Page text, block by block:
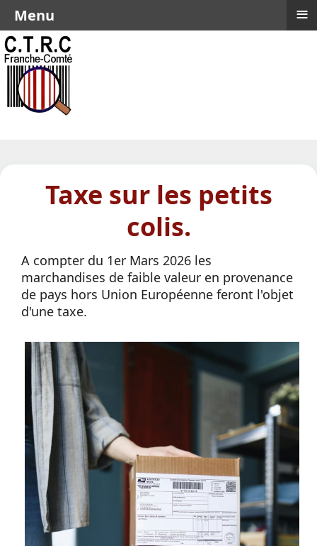
Taxe sur les petits
colis.
A compter du 1er Mars 2026 les
marchandises de faible valeur en provenance
de pays hors Union Européenne feront l'objet
d'une taxe.
Menu ≡